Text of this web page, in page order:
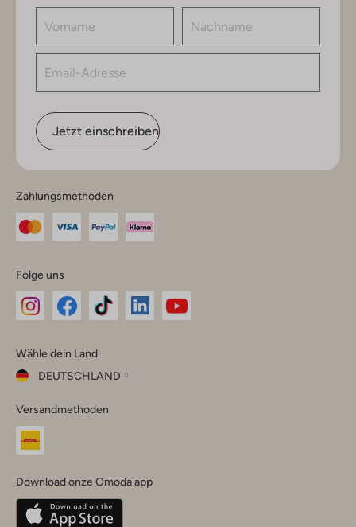
Jetzt einschreiben
Zahlungsmethoden
Folge uns
Instagram
Facebook
TikTok
Wähle dein Land
DEUTSCHLAND
dein
Land
Belgique(Français)
Deutschland
Versandmethoden
Download onze Omoda app